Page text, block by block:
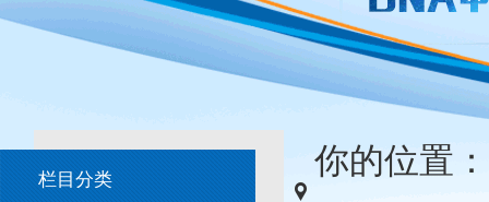
栏目分类
你的位置：